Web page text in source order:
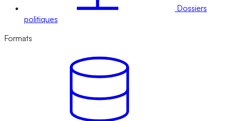
Dossiers
politiques
Formats